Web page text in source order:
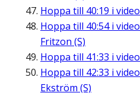
Hoppa till 40:19 i
Hoppa till 40:54i
Fritzon (S)
Hoppa till 41:33 i
Hoppa till 42:33 i
Ekström (S)